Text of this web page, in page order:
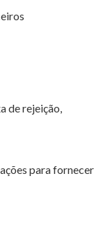
de rejeição,
para fornecer